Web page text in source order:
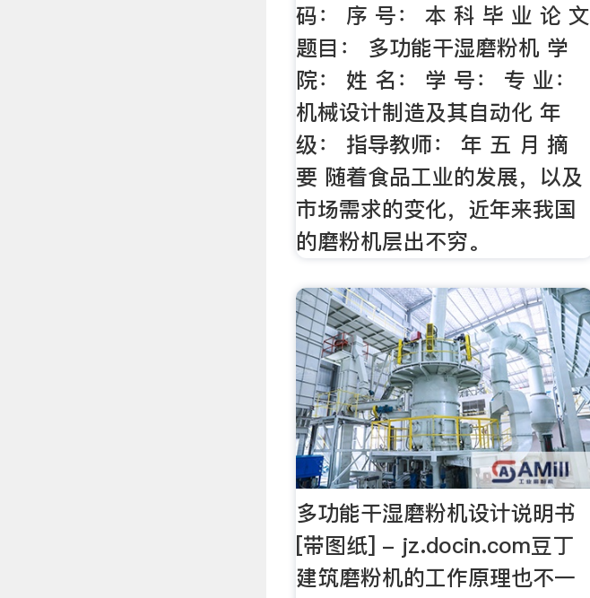
码： 序 号： 本 科 毕 业 论 文
题目： 多功能干湿磨粉机 学
院： 姓 名： 学 号： 专 业：
机械设计制造及其自动化 年
级： 指导教师： 年 五 月 摘
要 随着食品工业的发展，以及
市场需求的变化，近年来我国
的磨粉机层出不穷。
多功能干湿磨粉机设计说明书
[带图纸] - jz.docin.com豆丁
建筑磨粉机的工作原理也不一